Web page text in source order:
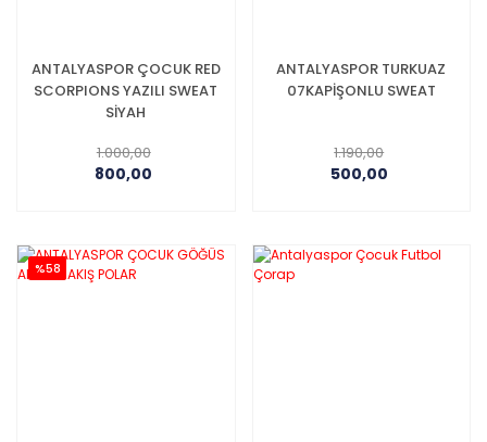
ANTALYASPOR ÇOCUK RED
SCORPIONS YAZILI SWEAT
SİYAH
800,00
1.000,00
ANTALYASPOR TURKUAZ
07KAPİŞONLU SWEAT
500,00
1.190,00
%58